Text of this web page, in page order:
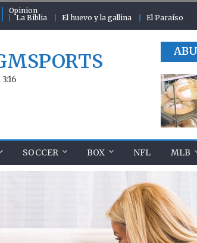
Opinion
La Biblia
El huevo y la gallina El Paraíso
SOCCER BOX NFL MLB